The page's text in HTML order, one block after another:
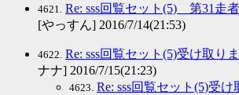
4621. Re: sss回覧セット(5) 第31走
[やっすん] 2016/7/14(21:53)
4622. Re: sss回覧セット(5)受け取りま
ナナ] 2016/7/15(21:23)
4623. Re: sss回覧セット(5)受け